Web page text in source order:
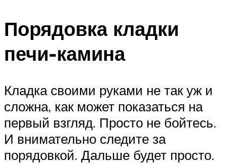
Порядовка кладки
печи-камина
Кладка своими руками не так уж и
сложна, как может показаться на
первый взгляд. Просто не бойтесь.
И внимательно следите за
порядовкой. Дальше будет просто.